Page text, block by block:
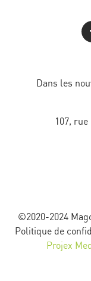
Dans les
107,
©2020-2024
Politique de
Projex